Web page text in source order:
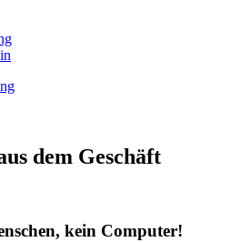
dem Geschäft
kein Computer!